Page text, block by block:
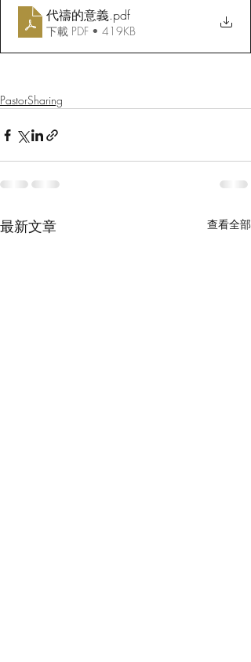
代禱的意義.pdf
下載 PDF • 419KB
PastorSharing
最新文章 查看全部